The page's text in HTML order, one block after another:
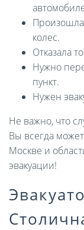
Произошла
колес.
Отказала
Нужно
пункт.
Нужен
Не важно, что
Вы всегда
Москве и
эвакуации!